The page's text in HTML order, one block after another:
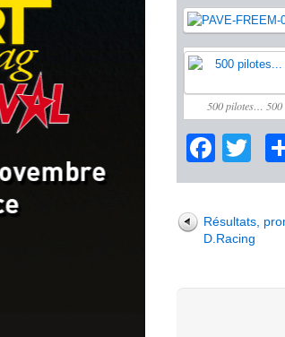
500 pilotes… 500
Résultats,
D.Racing